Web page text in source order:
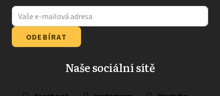
ODEBÍRAT
Naše sociální sítě